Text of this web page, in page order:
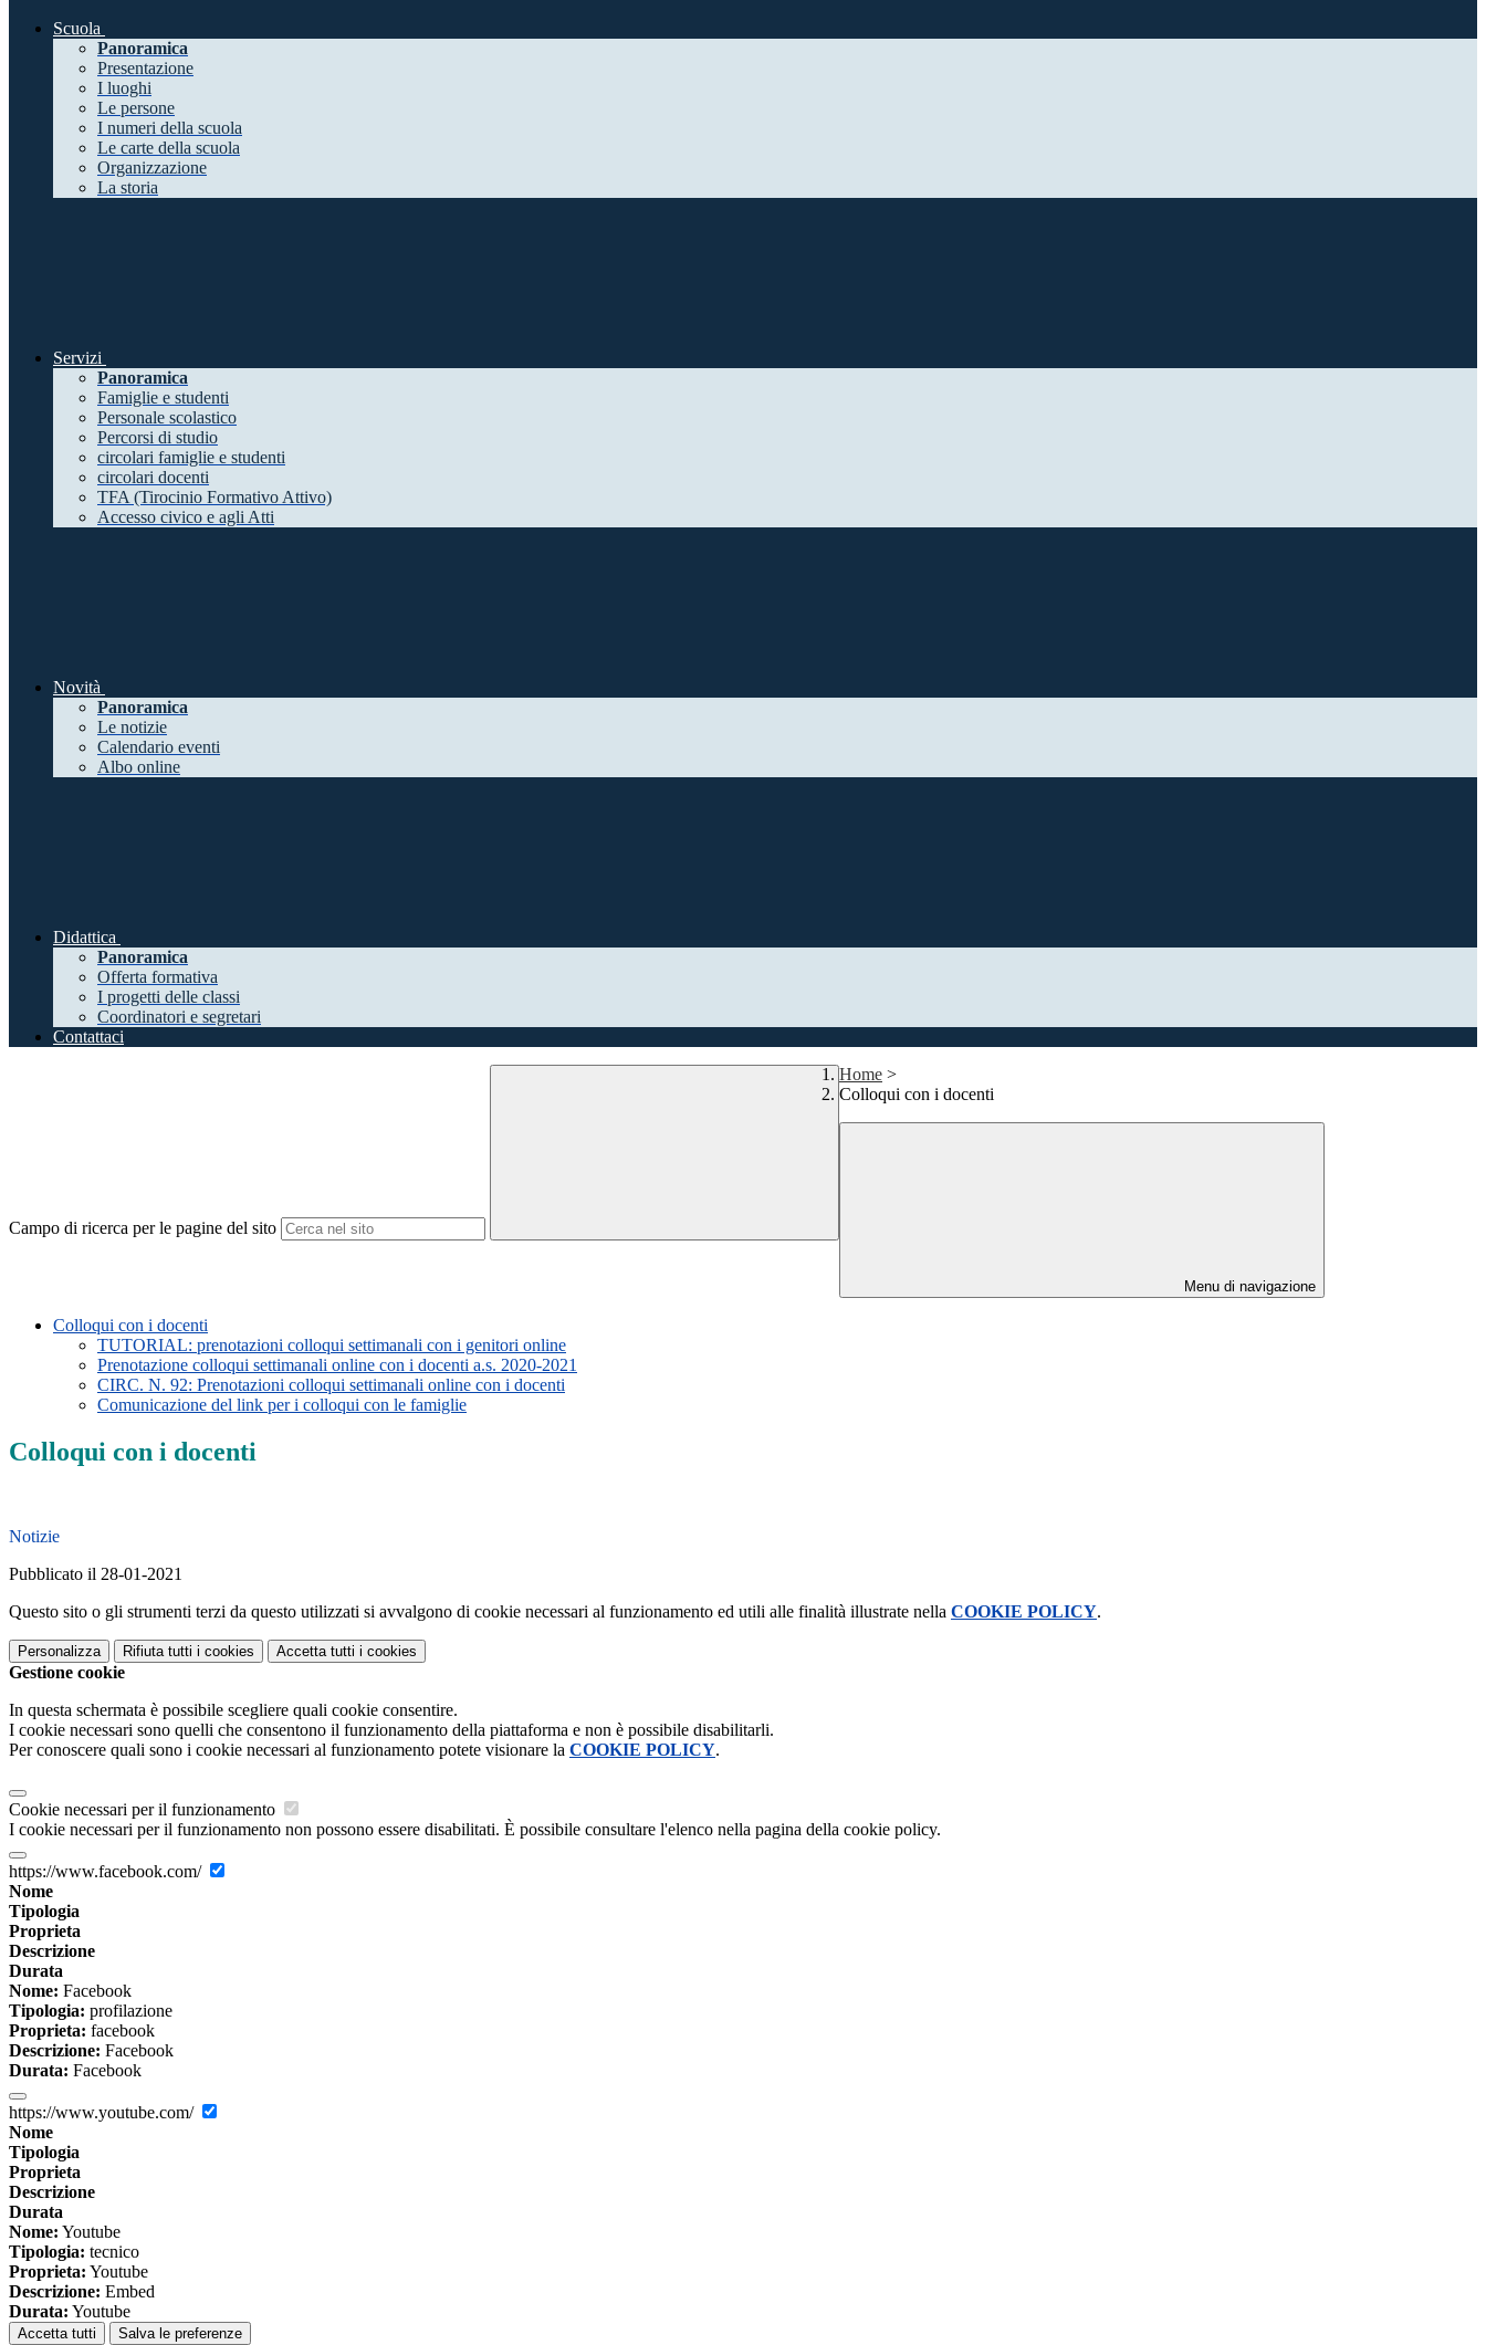
Scuola
Panoramica
Presentazione
I luoghi
Le persone
I numeri della scuola
Le carte della scuola
Organizzazione
La storia
Servizi
Panoramica
Famiglie e studenti
Personale scolastico
Percorsi di studio
circolari famiglie e studenti
circolari docenti
TFA (Tirocinio Formativo Attivo)
Accesso civico e agli Atti
Novità
Panoramica
Le notizie
Calendario eventi
Albo online
Didattica
Panoramica
Offerta formativa
I progetti delle classi
Coordinatori e segretari
Contattaci
Campo di ricerca per le pagine del sito
Home >
Colloqui con i docenti
Menu di navigazione
Colloqui con i docenti
TUTORIAL: prenotazioni colloqui settimanali con i genitori online
Prenotazione colloqui settimanali online con i docenti a.s. 2020-2021
CIRC. N. 92: Prenotazioni colloqui settimanali online con i docenti
Comunicazione del link per i colloqui con le famiglie
Colloqui con i docenti
Notizie
Pubblicato il 28-01-2021
Questo sito o gli strumenti terzi da questo utilizzati si avvalgono di cookie necessari al funzionamento ed utili alle finalità illustrate nella COOKIE POLICY.
Personalizza Rifiuta tutti i cookies Accetta tutti i cookies
Gestione cookie
In questa schermata è possibile scegliere quali cookie consentire.
I cookie necessari sono quelli che consentono il funzionamento della piattaforma e non è possibile disabilitarli.
Per conoscere quali sono i cookie necessari al funzionamento potete visionare la COOKIE POLICY.
Cookie necessari per il funzionamento
I cookie necessari per il funzionamento non possono essere disabilitati. È possibile consultare l'elenco nella pagina della cookie policy.
https://www.facebook.com/
Nome
Tipologia
Proprieta
Descrizione
Durata
Nome: Facebook
Tipologia: profilazione
Proprieta: facebook
Descrizione: Facebook
Durata: Facebook
https://www.youtube.com/
Nome
Tipologia
Proprieta
Descrizione
Durata
Nome: Youtube
Tipologia: tecnico
Proprieta: Youtube
Descrizione: Embed
Durata: Youtube
Accetta tutti Salva le preferenze